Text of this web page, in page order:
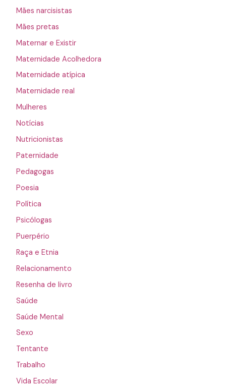
Mães narcisistas
Mães pretas
Maternar e Existir
Maternidade Acolhedora
Maternidade atípica
Maternidade real
Mulheres
Notícias
Nutricionistas
Paternidade
Pedagogas
Poesia
Política
Psicólogas
Puerpério
Raça e Etnia
Relacionamento
Resenha de livro
Saúde
Saúde Mental
Sexo
Tentante
Trabalho
Vida Escolar